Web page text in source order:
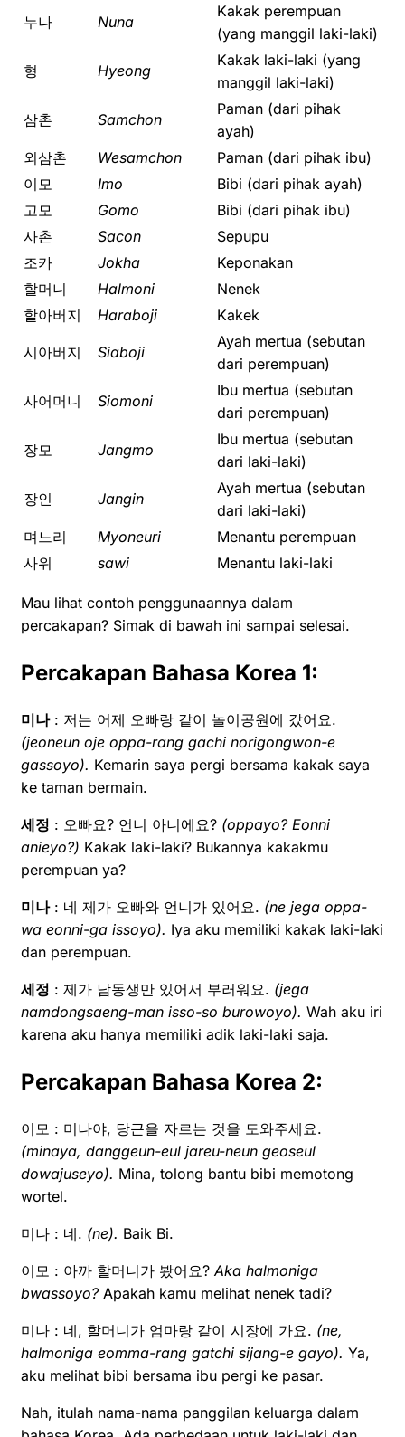
누나 Nuna
Kakak perempuan
(yang manggil laki-laki)
형 Hyeong
Kakak laki-laki (yang
manggil laki-laki)
삼촌 Samchon
Paman (dari pihak
ayah)
외삼촌
Wesamchon
Paman (dari pihak ibu)
이모
Imo
Bibi (dari pihak ayah)
고모
Gomo
Bibi (dari pihak ibu)
사촌
Sacon
Sepupu
조카
Jokha
Keponakan
할머니
Halmoni
Nenek
할아버지
Haraboji Kakek
시아버지 Siaboji
Ayah mertua (sebutan
dari perempuan)
사어머니 Siomoni
Ibu mertua (sebutan
dari perempuan)
장모 Jangmo
Ibu mertua (sebutan
dari laki-laki)
장인 Jangin
Ayah mertua (sebutan
dari laki-laki)
며느리
Myoneuri
Menantu perempuan
사위
sawi Menantu laki-laki
Mau lihat contoh penggunaannya dalam
percakapan? Simak di bawah ini sampai selesai.
Percakapan Bahasa Korea 1:
미나: 저는 어제 오빠랑 같이 놀이공원에 갔어요.
(jeoneun oje oppa-rang gachi norigongwon-e
gassoyo). Kemarin saya pergi bersama kakak saya
ke taman bermain.
세정 : 오빠요? 언니 아니에요? (oppayo? Eonni
anieyo?) Kakak laki-laki? Bukannya kakakmu
perempuan ya?
미나: 네 제가 오빠와 언니가 있어요. (ne jega oppa-
wa eonni-ga issoyo). Iya aku memiliki kakak laki-laki
dan perempuan.
세정 : 제가 남동생만 있어서 부러워요. (jega
namdongsaeng-man isso-so burowoyo). Wah aku iri
karena aku hanya memiliki adik laki-laki saja.
Percakapan Bahasa Korea 2:
이모 : 미나야, 당근을 자르는 것을 도와주세요.
(minaya, danggeun-eul jareu-neun geoseul
dowajuseyo). Mina, tolong bantu bibi memotong
wortel.
미나 : 네. (ne). Baik Bi.
이모 : 아까 할머니가 봤어요? Aka halmoniga
bwassoyo? Apakah kamu melihat nenek tadi?
미나 : 네, 할머니가 엄마랑 같이 시장에 가요. (ne,
halmoniga eomma-rang gatchi sijang-e gayo). Ya,
aku melihat bibi bersama ibu pergi ke pasar.
Nah, itulah nama-nama panggilan keluarga dalam